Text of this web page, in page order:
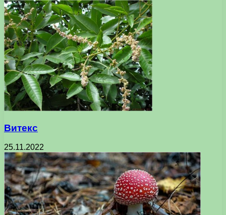
Витекс
25.11.2022